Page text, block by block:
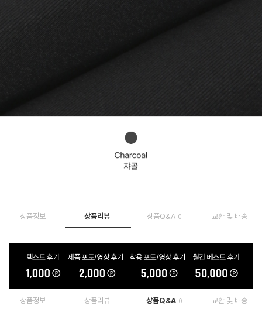
상품정보 상품리뷰 상품Q&A 0 교환 및 배송
상품정보 상품리뷰 상품Q&A 0 교환 및 배송